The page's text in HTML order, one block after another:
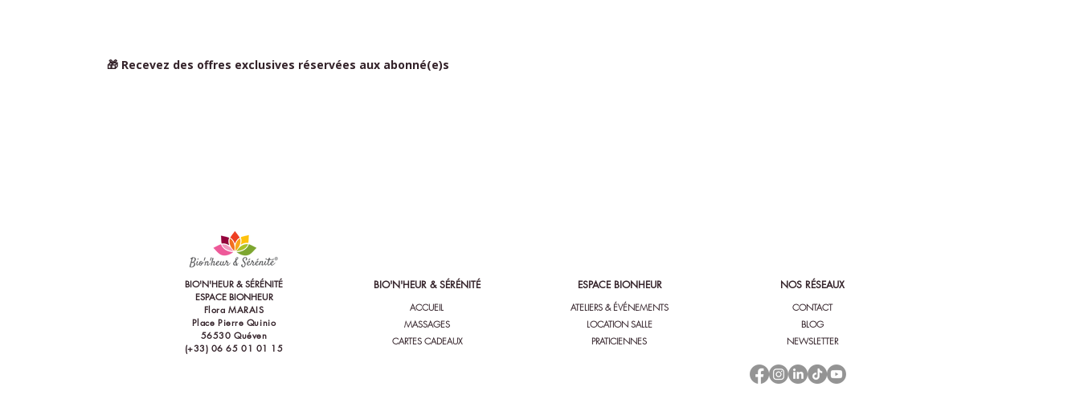
🎁 Recevez des offres exclusives réservées aux abonné(e)s
BIO'N'HEUR & SÉRÉNITÉ
ESPACE BIONHEUR
Flora MARAIS
Place Pierre Quinio
56530 Quéven
(+33) 06 65 01 01 15
ACCUEIL
MASSAGES
CARTES CADEAUX
NOS RÉSEAUX
ATELIERS & ÉVÉNEMENTS
LOCATION SALLE
PRATICIENNES
CONTACT
BLOG
NEWSLETTER
BIO'N'HEUR & SÉRÉNITÉ ESPACE BIONHEUR